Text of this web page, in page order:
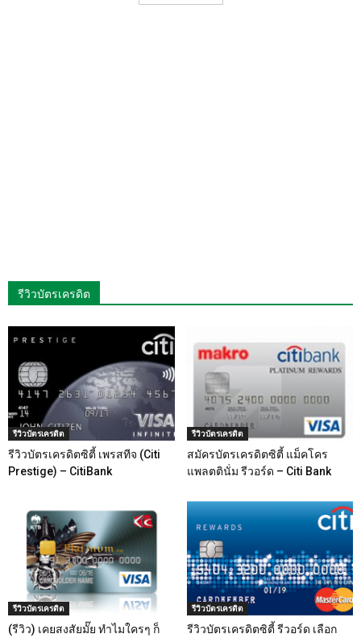
รีวิวบัตรเครดิต
รีวิวบัตรเครดิต
รีวิวบัตรเครดิตซิตี้ เพรสทีจ (Citi
Prestige) – CitiBank
รีวิวบัตรเครดิต
สมัครบัตรเครดิตซิตี้ แม็คโคร
แพลตตินั่ม รีวอร์ด – Citi Bank
รีวิวบัตรเครดิต
(รีวิว) เคยสงสัยมั๊ย ทำไมใครๆ ก็
รีวิวบัตรเครดิต
รีวิวบัตรเครดิตซิตี้ รีวอร์ด เลือก